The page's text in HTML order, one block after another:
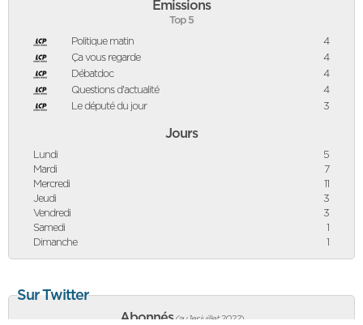
Emissions
Top 5
Politique matin
4
Ça vous regarde
4
Débatdoc
4
Questions d'actualité
4
Le député du jour
3
Jours
Lundi
5
Mardi
7
Mercredi
11
Jeudi
3
Vendredi
3
Samedi
1
Dimanche
1
Sur Twitter
Abonnés (au 1er juillet 2022)